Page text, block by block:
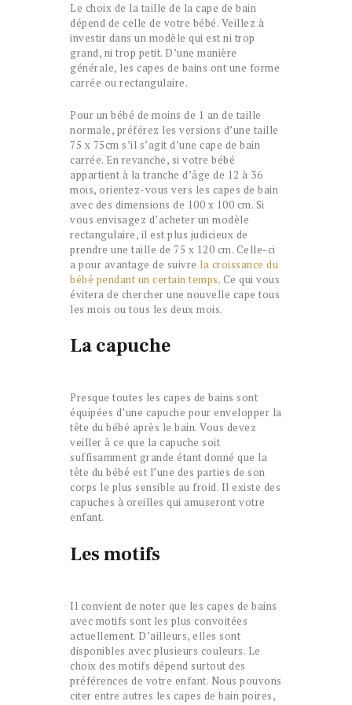
Le choix de la taille de la cape de bain
dépend de celle de votre bébé. Veillez à
investir dans un modèle qui est ni trop
grand, ni trop petit. D’une manière
générale, les capes de bains ont une forme
carrée ou rectangulaire.
Pour un bébé de moins de 1 an de taille
normale, préférez les versions d’une taille
75 x 75cm s’il s’agit d’une cape de bain
carrée. En revanche, si votre bébé
appartient à la tranche d’âge de 12 à 36
mois, orientez-vous vers les capes de bain
avec des dimensions de 100 x 100 cm. Si
vous envisagez d’acheter un modèle
rectangulaire, il est plus judicieux de
prendre une taille de 75 x 120 cm. Celle-ci
a pour avantage de suivre la croissance du
bébé pendant un certain temps. Ce qui vous
évitera de chercher une nouvelle cape tous
les mois ou tous les deux mois.
La capuche
Presque toutes les capes de bains sont
équipées d’une capuche pour envelopper la
tête du bébé après le bain. Vous devez
veiller à ce que la capuche soit
suffisamment grande étant donné que la
tête du bébé est l’une des parties de son
corps le plus sensible au froid. Il existe des
capuches à oreilles qui amuseront votre
enfant.
Les motifs
Il convient de noter que les capes de bains
avec motifs sont les plus convoitées
actuellement. D’ailleurs, elles sont
disponibles avec plusieurs couleurs. Le
choix des motifs dépend surtout des
préférences de votre enfant. Nous pouvons
citer entre autres les capes de bain poires,